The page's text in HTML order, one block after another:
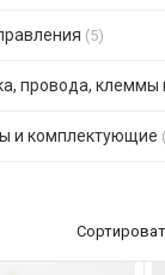
(5)
провода,
и комплектующие